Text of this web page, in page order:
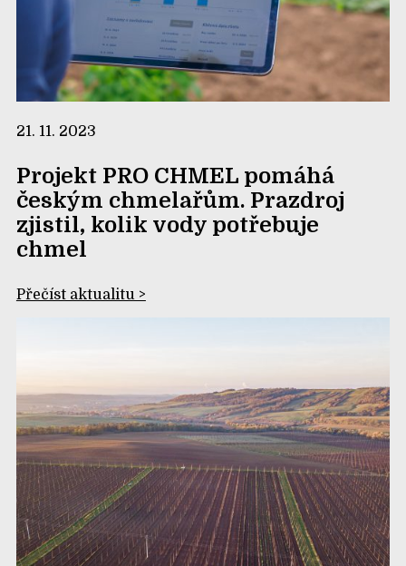
21. 11. 2023
Projekt PRO CHMEL pomáhá
českým chmelařům. Prazdroj
zjistil, kolik vody potřebuje
chmel
Přečíst aktualitu >